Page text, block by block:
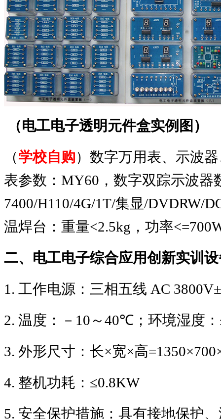
（电工电子透明元件盒实例图）
（学校自购）数字万用表、示波
表参数： MY60 ，数字双踪示波器
7400/H110/4G/1T/集显/DVDRW/
温焊台：重量<2.5kg ，功率
二、电工电子综合应用创新实训
1. 工作电源：三相五线 AC
2. 温度：－ 10 ～40℃ ；环境湿度：
3. 外形尺寸：长×宽×高
4. 整机功耗： ≤0.8KW
5. 安全保护措施：具有接地保护